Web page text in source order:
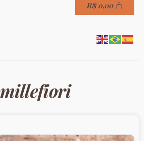
R$0,00
millefiori